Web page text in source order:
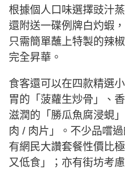
根據個人口味選擇豉汁
還附送一碟例牌白灼蝦
只需簡單蘸上特製的辣
完全昇華。
食客還可以在四款精選
胃的「菠蘿生炒骨」、
滋潤的「勝瓜魚腐浸蜆
肉 / 肉片」。不少品嚐
有網民大讚套餐性價比
又低食」；亦有街坊考